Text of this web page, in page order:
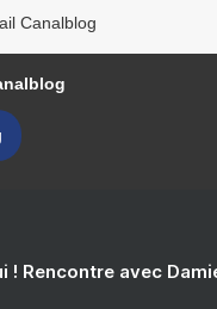
Canalblog
! Rencontre avec